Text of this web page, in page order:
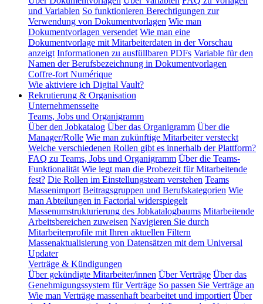
und Variablen So funktionieren Berechtigungen zur
Verwendung von Dokumentvorlagen Wie man
Dokumentvorlagen versendet Wie man eine
Dokumentvorlage mit Mitarbeiterdaten in der Vorschau
anzeigt Informationen zu ausfüllbaren PDFs Variable für den
Namen der Berufsbezeichnung in Dokumentvorlagen
Coffre-fort Numérique
Wie aktiviere ich Digital Vault?
Rekrutierung & Organisation
Unternehmensseite
Teams, Jobs und Organigramm
Über den Jobkatalog Über das Organigramm Über die
Manager/Rolle Wie man zukünftige Mitarbeiter versteckt
Welche verschiedenen Rollen gibt es innerhalb der Plattform?
FAQ zu Teams, Jobs und Organigramm Über die Teams-
Funktionalität Wie legt man die Probezeit für Mitarbeitende
fest? Die Rollen im Einstellungsteam verstehen Teams
Massenimport Beitragsgruppen und Berufskategorien Wie
man Abteilungen in Factorial widerspiegelt
Massenumstrukturierung des Jobkatalogbaums Mitarbeitende
Arbeitsbereichen zuweisen Navigieren Sie durch
Mitarbeiterprofile mit Ihren aktuellen Filtern
Massenaktualisierung von Datensätzen mit dem Universal
Updater
Verträge & Kündigungen
Über gekündigte Mitarbeiter/innen Über Verträge Über das
Genehmigungssystem für Verträge So passen Sie Verträge an
Wie man Verträge massenhaft bearbeitet und importiert Über